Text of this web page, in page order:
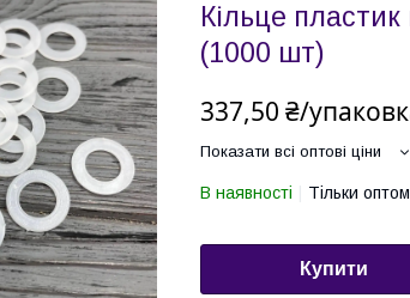
Кільце
(1000 шт)
337,50 ₴/
Показати всі оптові ціни
В наявності Тільки оптом
Купити